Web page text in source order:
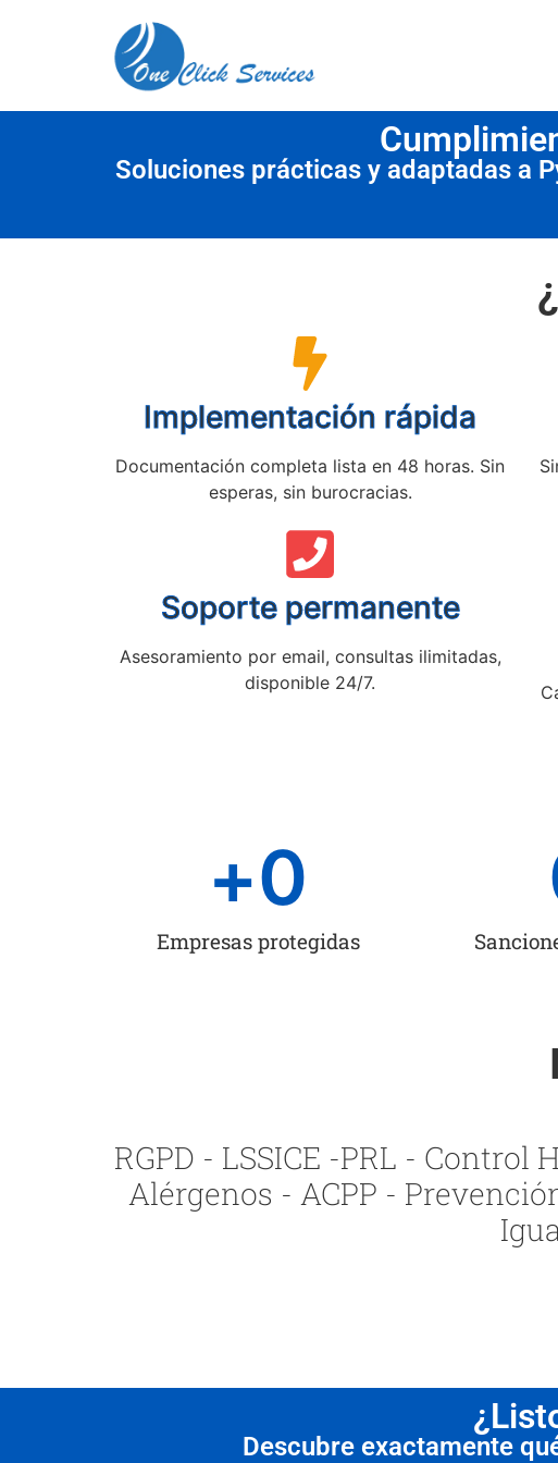
Soluciones prácticas y adaptadas a
Implementación rápida
Documentación completa lista en 48 horas. Sin
esperas, sin burocracias.
Soporte permanente
Asesoramiento por email, consultas ilimitadas,
disponible 24/7.
Empresas protegidas
+0
RGPD - LSSICE -PRL -
Alérgenos - ACPP -
Descubre exactamente